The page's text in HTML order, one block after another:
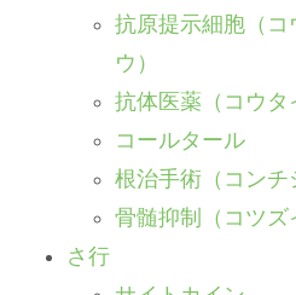
抗原提示細胞（
ウ）
抗体医薬（コウタ
コールタール
根治手術（コンチ
骨髄抑制（コツズ
さ行